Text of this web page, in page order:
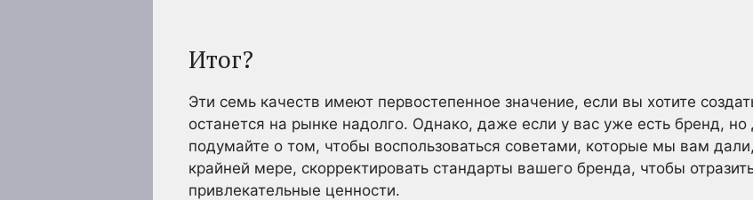
Итог?
Эти семь качеств имеют первостепенное значение, если вы хотите
останется на рынке надолго. Однако, даже если у вас уже есть бренд,
подумайте о том, чтобы воспользоваться советами, которые мы вам
крайней мере, скорректировать стандарты вашего бренда, чтобы
привлекательные ценности.